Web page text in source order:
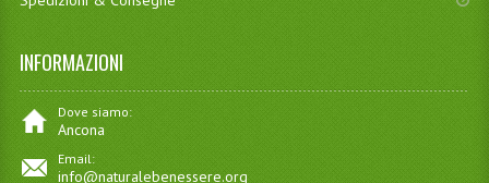
INFORMAZIONI
Dove siamo:
Ancona
Email:
info@naturalebenessere.org